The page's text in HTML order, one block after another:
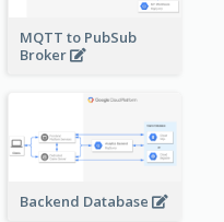
MQTT to PubSub
Broker
Backend Database